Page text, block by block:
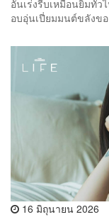
อันเร่งรีบเหมือนยิมทั่
อบอุ่นเปี่ยมมนต์ขลังข
16 มิถุนายน 2026